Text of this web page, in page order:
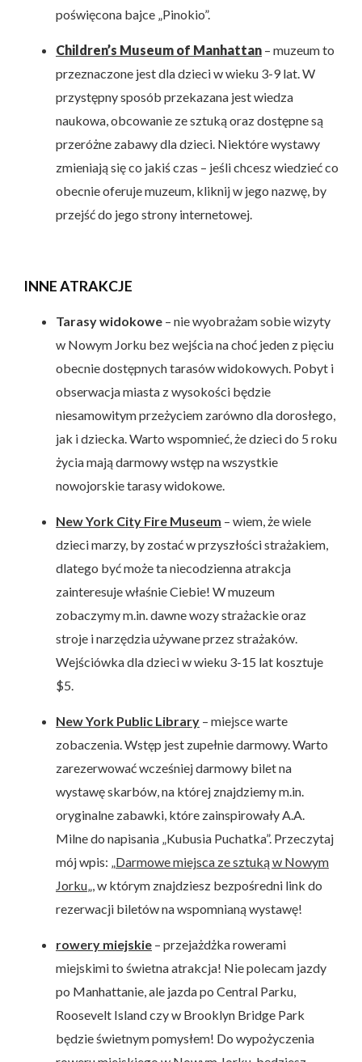
poświęcona bajce „Pinokio”.
Children’s Museum of Manhattan – muzeum to
przeznaczone jest dla dzieci w wieku 3-9 lat. W
przystępny sposób przekazana jest wiedza
naukowa, obcowanie ze sztuką oraz dostępne są
przeróżne zabawy dla dzieci. Niektóre wystawy
zmieniają się co jakiś czas – jeśli chcesz wiedzieć co
obecnie oferuje muzeum, kliknij w jego nazwę, by
przejść do jego strony internetowej.
INNE ATRAKCJE
Tarasy widokowe – nie wyobrażam sobie wizyty
w Nowym Jorku bez wejścia na choć jeden z pięciu
obecnie dostępnych tarasów widokowych. Pobyt i
obserwacja miasta z wysokości będzie
niesamowitym przeżyciem zarówno dla dorosłego,
jak i dziecka. Warto wspomnieć, że dzieci do 5 roku
życia mają darmowy wstęp na wszystkie
nowojorskie tarasy widokowe.
New York City Fire Museum – wiem, że wiele
dzieci marzy, by zostać w przyszłości strażakiem,
dlatego być może ta niecodzienna atrakcja
zainteresuje właśnie Ciebie! W muzeum
zobaczymy m.in. dawne wozy strażackie oraz
stroje i narzędzia używane przez strażaków.
Wejściówka dla dzieci w wieku 3-15 lat kosztuje
$5.
New York Public Library – miejsce warte
zobaczenia. Wstęp jest zupełnie darmowy. Warto
zarezerwować wcześniej darmowy bilet na
wystawę skarbów, na której znajdziemy m.in.
oryginalne zabawki, które zainspirowały A.A.
Milne do napisania „Kubusia Puchatka”. Przeczytaj
mój wpis: „Darmowe miejsca ze sztuką w Nowym
Jorku„, w którym znajdziesz bezpośredni link do
rezerwacji biletów na wspomnianą wystawę!
rowery miejskie – przejażdżka rowerami
miejskimi to świetna atrakcja! Nie polecam jazdy
po Manhattanie, ale jazda po Central Parku,
Roosevelt Island czy w Brooklyn Bridge Park
będzie świetnym pomysłem! Do wypożyczenia